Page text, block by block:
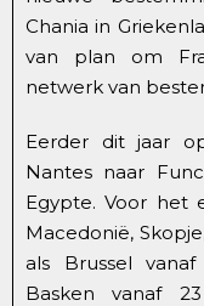
Chania in
van plan om
netwerk van
Eerder dit jaar
Nantes naar
Egypte. Voor het
Macedonië,
als Brussel
Basken vanaf